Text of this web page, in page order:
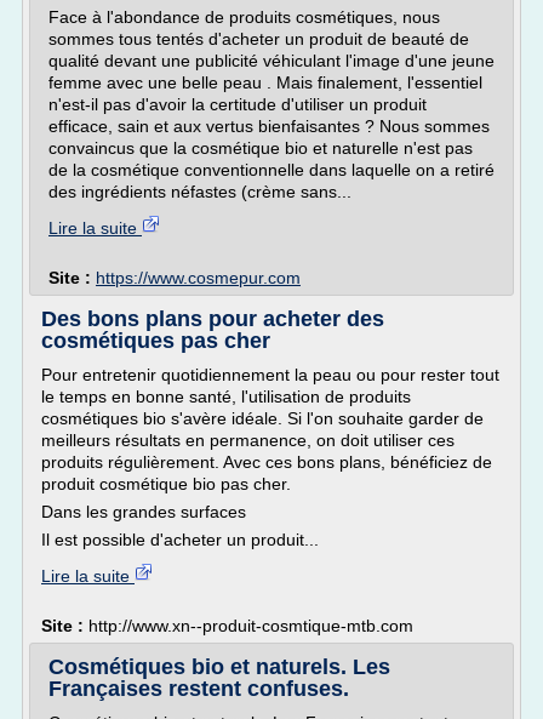
Face à l'abondance de produits cosmétiques, nous
sommes tous tentés d'acheter un produit de beauté de
qualité devant une publicité véhiculant l'image d'une jeune
femme avec une belle peau . Mais finalement, l'essentiel
n'est-il pas d'avoir la certitude d'utiliser un produit
efficace, sain et aux vertus bienfaisantes ? Nous sommes
convaincus que la cosmétique bio et naturelle n'est pas
de la cosmétique conventionnelle dans laquelle on a retiré
des ingrédients néfastes (crème sans...
Lire la suite
Site : https://www.cosmepur.com
Des bons plans pour acheter des
cosmétiques pas cher
Pour entretenir quotidiennement la peau ou pour rester tout
le temps en bonne santé, l'utilisation de produits
cosmétiques bio s'avère idéale. Si l'on souhaite garder de
meilleurs résultats en permanence, on doit utiliser ces
produits régulièrement. Avec ces bons plans, bénéficiez de
produit cosmétique bio pas cher.
Dans les grandes surfaces
Il est possible d'acheter un produit...
Lire la suite
Site : http://www.xn--produit-cosmtique-mtb.com
Cosmétiques bio et naturels. Les
Françaises restent confuses.